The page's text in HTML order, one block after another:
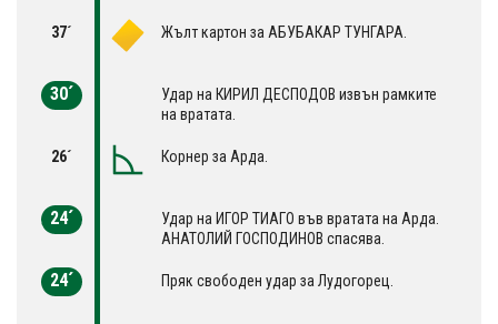
37´ Жълт картон за АБУБАКАР ТУНГАРА.
30´
Удар на КИРИЛ ДЕСПОДОВ извън рамките
на вратата.
26´ Корнер за Арда.
24´
Удар на ИГОР ТИАГО във вратата на Арда.
АНАТОЛИЙ ГОСПОДИНОВ спасява.
24´ Пряк свободен удар за Лудогорец.